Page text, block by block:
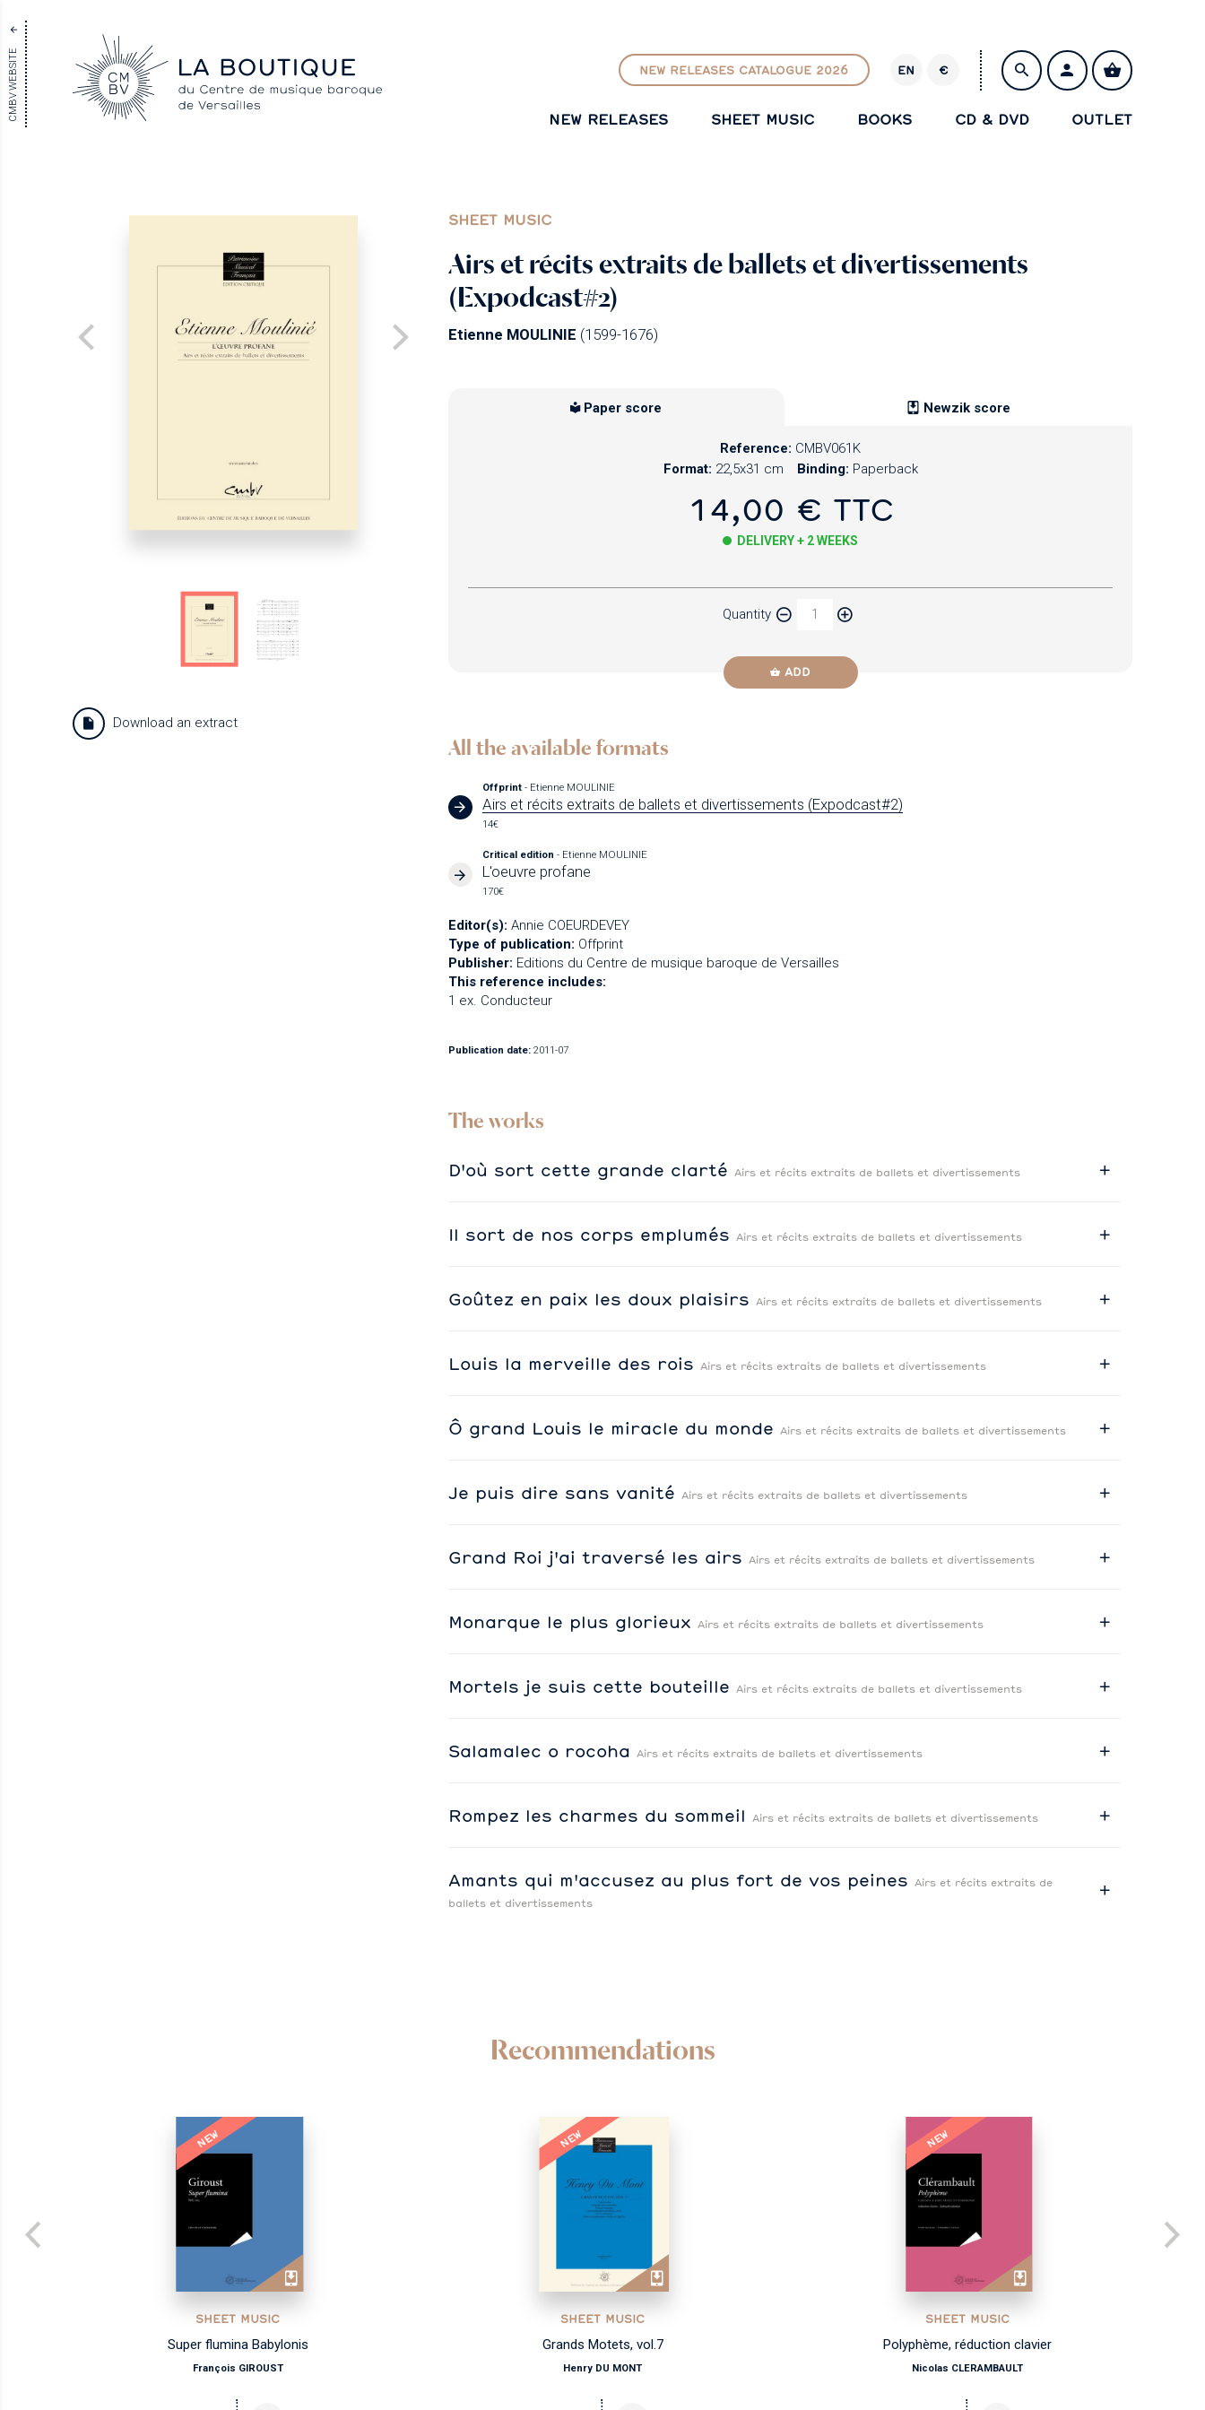
CMBV WEBSITE NEW RELEASES CATALOGUE 2026 EN
R
€
NEW RELEASES SHEET MUSIC BOOKS CD & DVD OUTLET
SHEET MUSIC
Airs et récits extraits de ballets et divertissements
(Expodcast#2)
Etienne MOULINIE (1599-1676)
Download an extract
Paper score Newzik score
Reference: CMBV061K
Format: 22,5x31 cm Binding: Paperback
14,00 € TTC
DELIVERY + 2 WEEKS
Quantity
ADD
All the available formats
Offprint- Etienne MOULINIE
Airs et récits extraits de ballets et divertissements (Expodcast#2)
14€
Critical edition- Etienne MOULINIE
L'oeuvre profane
170€
Editor(s): Annie COEURDEVEY
Type of publication: Offprint
Publisher: Editions du Centre de musique baroque de Versailles
This reference includes:
1 ex. Conducteur
Publication date: 2011-07
The works
D'où sort cette grande clarté Airs et récits extraits de ballets et divertissements
Il sort de nos corps emplumés Airs et récits extraits de ballets et divertissements
Goûtez en paix les doux plaisirs Airs et récits extraits de ballets et divertissements
Louis la merveille des rois Airs et récits extraits de ballets et divertissements
Ô grand Louis le miracle du monde Airs et récits extraits de ballets et divertissements
Je puis dire sans vanité Airs et récits extraits de ballets et divertissements
Grand Roi j'ai traversé les airs Airs et récits extraits de ballets et divertissements
Monarque le plus glorieux Airs et récits extraits de ballets et divertissements
Mortels je suis cette bouteille Airs et récits extraits de ballets et divertissements
Salamalec o rocoha Airs et récits extraits de ballets et divertissements
Rompez les charmes du sommeil Airs et récits extraits de ballets et divertissements
Amants qui m'accusez au plus fort de vos peines Airs et récits extraits de
ballets et divertissements
Recommendations
NEW
SHEET MUSIC
Super flumina Babylonis
François GIROUST
NEW
SHEET MUSIC
Grands Motets, vol.7
Henry DU MONT
NEW
SHEET MUSIC
Polyphème, réduction clavier
Nicolas CLERAMBAULT